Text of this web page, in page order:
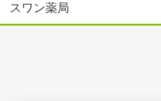
スワン薬局